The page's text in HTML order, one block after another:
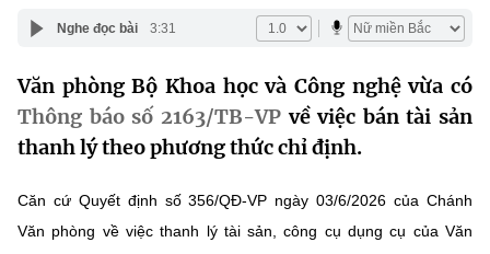
Giới thiệu
Chức năng nhiệm vụ
Cơ cấu tổ chức
Lịch sử phát triển
Tin tức sự kiện
Khoa học và Công nghệ
Đổi mới sáng tạo
Dịch vụ công
Hệ thống văn bản
MST IOFFICE
Nghe đọc bài 3:31
Văn phòng Bộ Khoa học và Công nghệ vừa có
Thông báo số 2163/TB-VPvề việc bán tài sản
thanh lý theo phương thức chỉ định.
Căn cứ Quyết định số 356/QĐ-VP ngày 03/6/2026 của Chánh
Văn phòng về việc thanh lý tài sản, công cụ dụng cụ của Văn